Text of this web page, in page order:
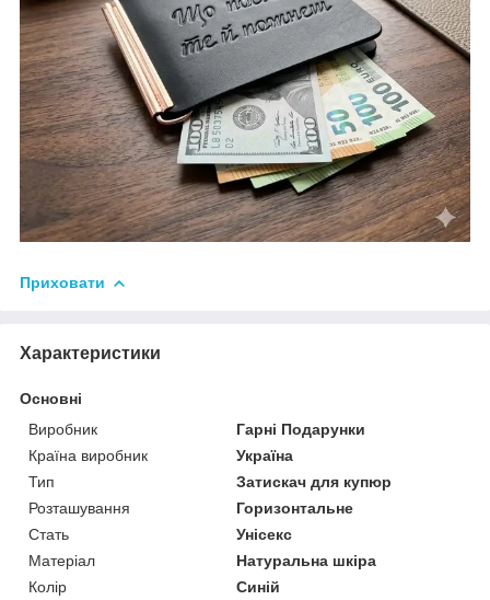
Приховати
Характеристики
Основні
Виробник
Гарні Подарунки
Країна виробник
Україна
Тип
Затискач для купюр
Розташування
Горизонтальне
Стать
Унісекс
Матеріал
Натуральна шкіра
Колір
Синій